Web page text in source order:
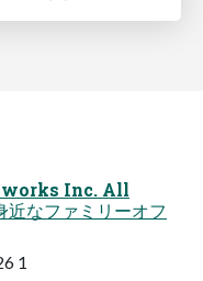
Inc. All
なファミリーオフ
1